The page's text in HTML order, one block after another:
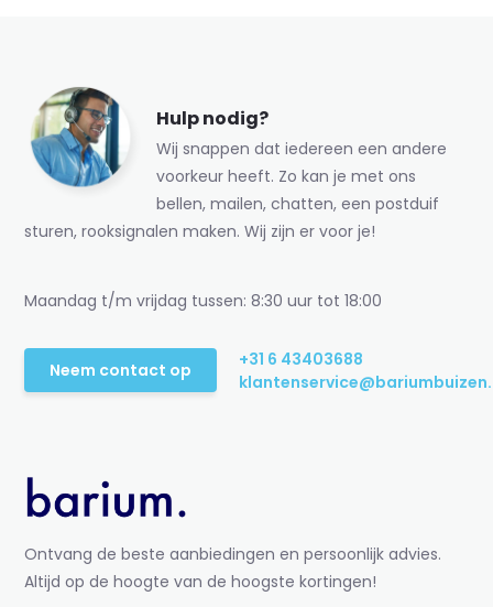
Hulp nodig?
Wij snappen dat iedereen een andere
voorkeur heeft. Zo kan je met ons
bellen, mailen, chatten, een postduif
sturen, rooksignalen maken. Wij zijn er voor je!
Maandag t/m vrijdag tussen: 8:30 uur tot 18:00
Neem contact op
+31 6 43403688
Ontvang de beste aanbiedingen en persoonlijk advies.
Altijd op de hoogte van de hoogste kortingen!